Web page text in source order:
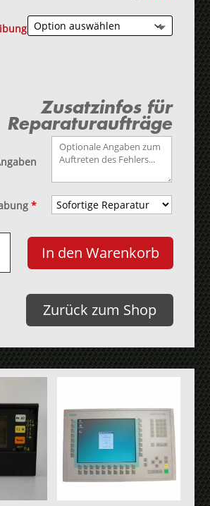
Zusatzinfos für
Reparaturaufträge
*
In den Warenkorb
Zurück zum Shop